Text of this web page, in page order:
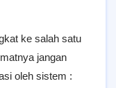
ke salah satu
jangan
oleh sistem :